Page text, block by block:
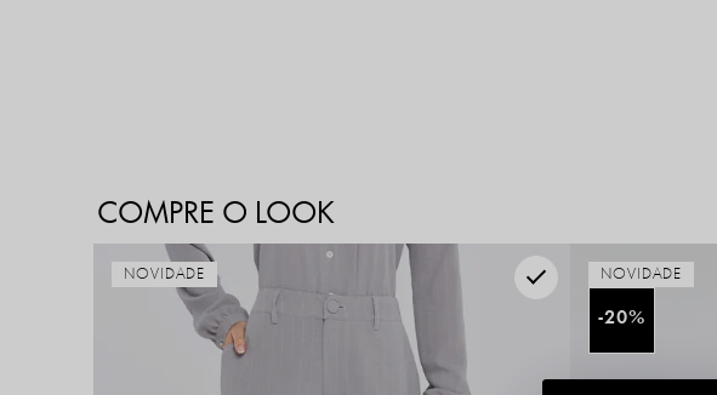
COMPRE O LOOK
NOVIDADE
20%
NOVIDADE